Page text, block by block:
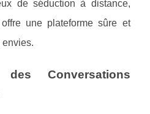
de séduction à distance,
offre une plateforme sûre et
envies.
Conversations